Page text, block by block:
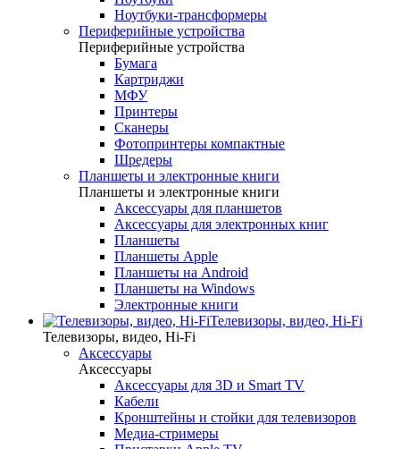
Ноутбуки-трансформеры
Периферийные устройства
Периферийные устройства
Бумага
Картриджи
МФУ
Принтеры
Сканеры
Фотопринтеры компактные
Шредеры
Планшеты и электронные книги
Планшеты и электронные книги
Аксессуары для планшетов
Аксессуары для электронных книг
Планшеты
Планшеты Apple
Планшеты на Android
Планшеты на Windows
Электронные книги
Телевизоры, видео, Hi-Fi
Телевизоры, видео, Hi-Fi
Аксессуары
Аксессуары
Аксессуары для 3D и Smart TV
Кабели
Кронштейны и стойки для телевизоров
Медиа-стримеры